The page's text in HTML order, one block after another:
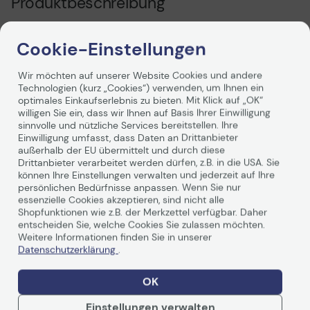
Verbrauchsmaterialen besorgt Kyocera seinen Kunden
die hochwertigen Drucklösungen, die Ihre Produktivität
und Komfort besser machen und Geld und Zeit sparen.
Vertrauen Sie die Qualität und Erfahrung von Kyocera
und Sie werden nie davon bedauern!
Technische Daten
Allgemein
Kyocera
Herst. Art. Nr.
1T02X90NL0
Cookie-Einstellungen
Wir möchten auf unserer Website Cookies und andere
Technologien (kurz „Cookies“) verwenden, um Ihnen ein
optimales Einkaufserlebnis zu bieten. Mit Klick auf „OK“
willigen Sie ein, dass wir Ihnen auf Basis Ihrer Einwilligung
sinnvolle und nützliche Services bereitstellen. Ihre
Einwilligung umfasst, dass Daten an Drittanbieter
außerhalb der EU übermittelt und durch diese
Drittanbieter verarbeitet werden dürfen, z.B. in die USA. Sie
können Ihre Einstellungen verwalten und jederzeit auf Ihre
persönlichen Bedürfnisse anpassen. Wenn Sie nur
essenzielle Cookies akzeptieren, sind nicht alle
Shopfunktionen wie z.B. der Merkzettel verfügbar. Daher
entscheiden Sie, welche Cookies Sie zulassen möchten.
Weitere Informationen finden Sie in unserer
Datenschutzerklärung .
OK
Einstellungen verwalten